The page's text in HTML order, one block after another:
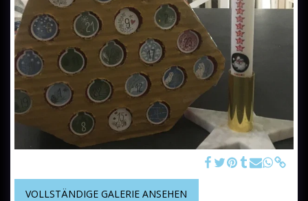
VOLLSTÄNDIGE GALERIE ANSEHEN